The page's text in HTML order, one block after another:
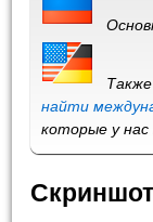
Также
найти
которые у
Скриншот